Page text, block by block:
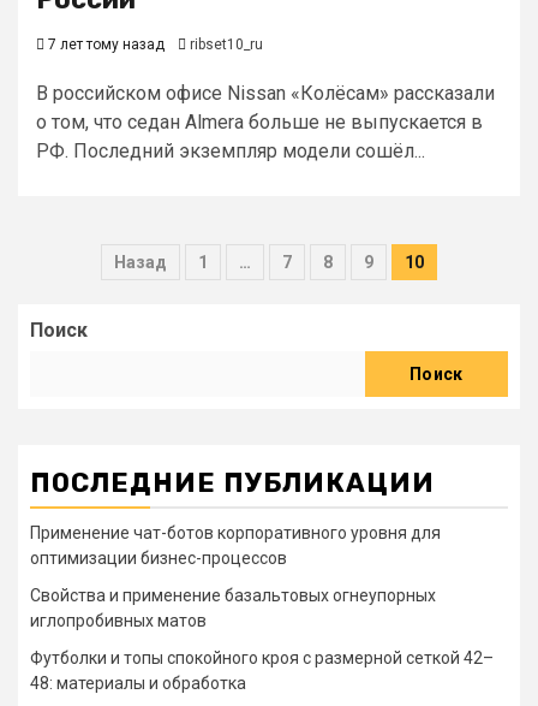
7 лет тому назад ribset10_ru
В российском офисе Nissan «Колёсам» рассказали
о том, что седан Almera больше не выпускается в
РФ. Последний экземпляр модели сошёл...
Пагинация
Назад 1 … 7 8 9 10
Поиск
Поиск
ПОСЛЕДНИЕ ПУБЛИКАЦИИ
Применение чат-ботов корпоративного уровня для
оптимизации бизнес-процессов
Свойства и применение базальтовых огнеупорных
иглопробивных матов
Футболки и топы спокойного кроя с размерной сеткой 42–
48: материалы и обработка